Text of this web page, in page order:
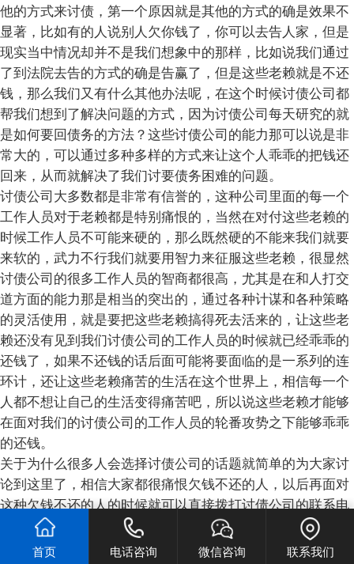
他的方式来讨债，第一个原因就是其他的方式的确是效果不
显著，比如有的人说别人欠你钱了，你可以去告人家，但是
现实当中情况却并不是我们想象中的那样，比如说我们通过
了到法院去告的方式的确是告赢了，但是这些老赖就是不还
钱，那么我们又有什么其他办法呢，在这个时候讨债公司都
帮我们想到了解决问题的方式，因为讨债公司每天研究的就
是如何要回债务的方法？这些讨债公司的能力那可以说是非
常大的，可以通过多种多样的方式来让这个人乖乖的把钱还
回来，从而就解决了我们讨要债务困难的问题。
讨债公司大多数都是非常有信誉的，这种公司里面的每一个
工作人员对于老赖都是特别痛恨的，当然在对付这些老赖的
时候工作人员不可能来硬的，那么既然硬的不能来我们就要
来软的，武力不行我们就要用智力来征服这些老赖，很显然
讨债公司的很多工作人员的智商都很高，尤其是在和人打交
道方面的能力那是相当的突出的，通过各种计谋和各种策略
的灵活使用，就是要把这些老赖搞得死去活来的，让这些老
赖还没有见到我们讨债公司的工作人员的时候就已经乖乖的
还钱了，如果不还钱的话后面可能将要面临的是一系列的连
环计，还让这些老赖痛苦的生活在这个世界上，相信每一个
人都不想让自己的生活变得痛苦吧，所以说这些老赖才能够
在面对我们的讨债公司的工作人员的轮番攻势之下能够乖乖
的还钱。
关于为什么很多人会选择讨债公司的话题就简单的为大家讨
论到这里了，相信大家都很痛恨欠钱不还的人，以后再面对
这种欠钱不还的人的时候就可以直接拨打讨债公司的联系电
话，讨债公司的工作人员会非常热心的接待大家，会为客户
提出多种多样得套袋的方法和策略，能够非常及时的帮助大
首页 电话咨询 微信咨询 联系我们